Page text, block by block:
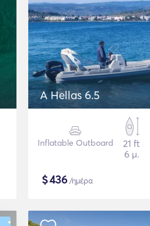
A Hellas 6.5
Inflatable Outboard
21 ft
6 μ.
$436/ημέρα